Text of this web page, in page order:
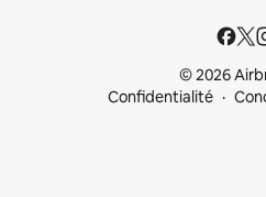
© 2026
Confidentialité